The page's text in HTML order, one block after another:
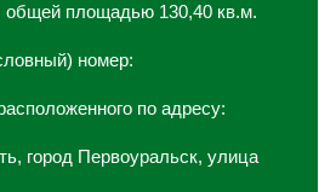
общей площадью 130,40 кв.м.
номер:
по адресу:
город Первоуральск, улица